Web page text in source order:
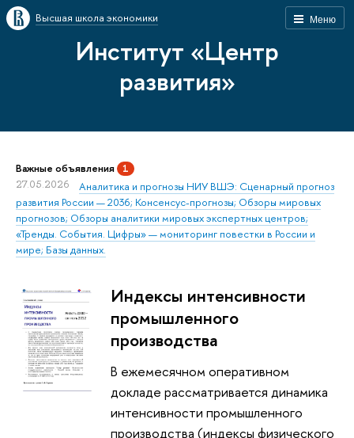
Меню
Высшая школа экономики
Институт «Центр
развития»
Важные объявления 1
27.05.2026
Аналитика и прогнозы НИУ ВШЭ: Сценарный прогноз
развития России — 2036; Консенсус-прогнозы; Обзоры мировых
прогнозов; Обзоры аналитики мировых экспертных центров;
«Тренды. События. Цифры» — мониторинг повестки в России и
мире; Базы данных.
Индексы интенсивности
промышленного
производства
В ежемесячном оперативном
докладе рассматривается динамика
интенсивности промышленного
производства (индексы физического